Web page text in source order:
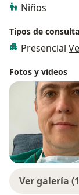
Niños
Tipos de consulta
Presencial
Fotos y videos
Ver galería